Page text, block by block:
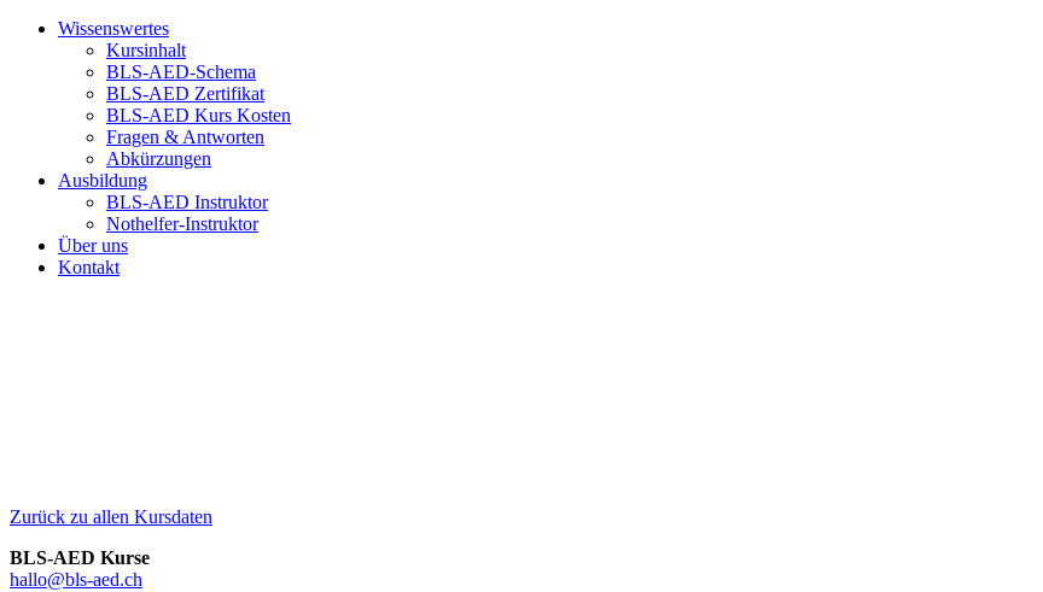
Wissenswertes
Kursinhalt
BLS-AED-Schema
BLS-AED Zertifikat
BLS-AED Kurs Kosten
Fragen & Antworten
Abkürzungen
Ausbildung
BLS-AED Instruktor
Nothelfer-Instruktor
Über uns
Kontakt
Zurück zu allen Kursdaten
BLS-AED Kurse
hallo@bls-aed.ch